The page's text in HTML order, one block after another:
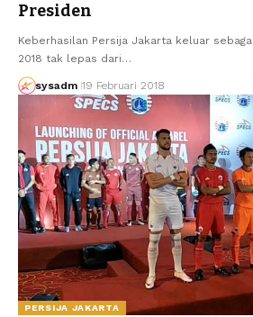
Presiden
Keberhasilan Persija Jakarta keluar
2018 tak lepas dari…
sysadm 19 Februari 2018
PERSIJA JAKARTA